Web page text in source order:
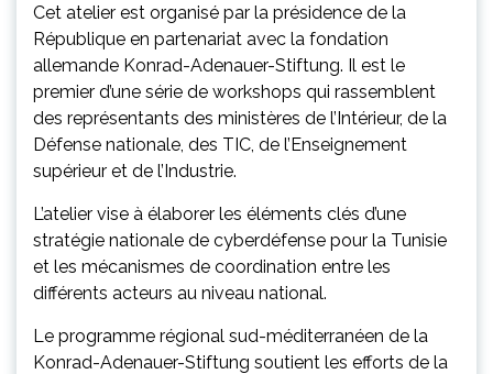
Cet atelier est organisé par la présidence de la
République en partenariat avec la fondation
allemande Konrad-Adenauer-Stiftung. Il est le
premier d’une série de workshops qui rassemblent
des représentants des ministères de l’Intérieur, de la
Défense nationale, des TIC, de l’Enseignement
supérieur et de l’Industrie.
L’atelier vise à élaborer les éléments clés d’une
stratégie nationale de cyberdéfense pour la Tunisie
et les mécanismes de coordination entre les
différents acteurs au niveau national.
Le programme régional sud-méditerranéen de la
Konrad-Adenauer-Stiftung soutient les efforts de la